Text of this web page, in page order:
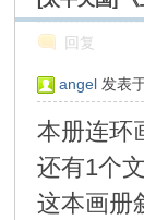
» ›
回复
angel 发表
本册连环
还有1个
这本画册